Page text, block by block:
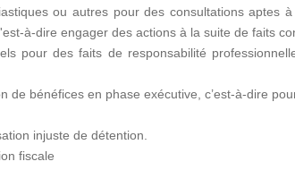
ou autres pour des consultations
à-dire engager des actions à la suite de faits
pour des faits de responsabilité
de bénéfices en phase exécutive, c’est-à-dire
injuste de détention.
fiscale